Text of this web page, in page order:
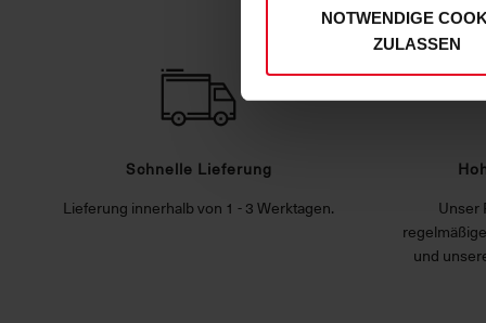
NOTWENDIGE
ZULASSEN
Schnelle Lieferung
Lieferung innerhalb von 1 - 3 Werktagen.
Unser
und